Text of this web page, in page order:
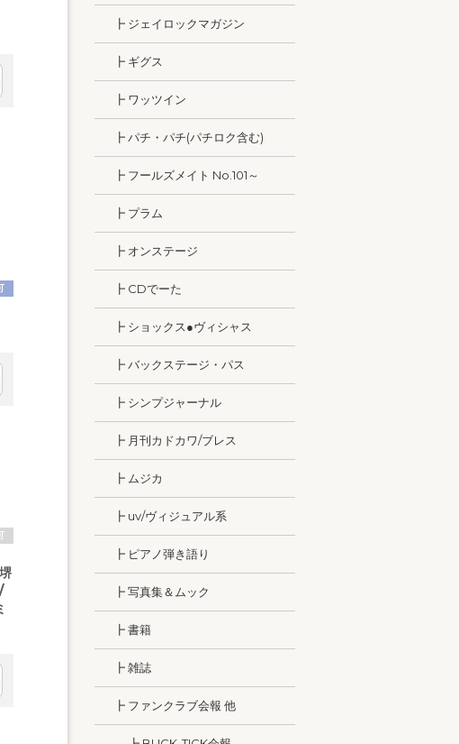
┣ ジェイロックマガジン
┣ ギグス
┣ ワッツイン
┣ パチ・パチ(パチロク含む)
┣ フールズメイト No.101～
┣ プラム
┣ オンステージ
┣ CDでーた
┣ ショックス●ヴィシャス
┣ バックステージ・パス
┣ シンプジャーナル
┣ 月刊カドカワ/ブレス
┣ ムジカ
┣ uv/ヴィジュアル系
┣ ピアノ弾き語り
┣ 写真集＆ムック
┣ 書籍
┣ 雑誌
┣ ファンクラブ会報 他